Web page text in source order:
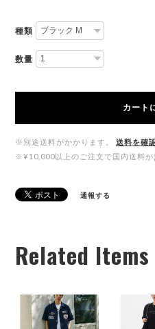
種類
数量
カート
※別途送料がかかります。
送料を確
※¥10,000以上のご注文で国内送料が
通報する
Related Items